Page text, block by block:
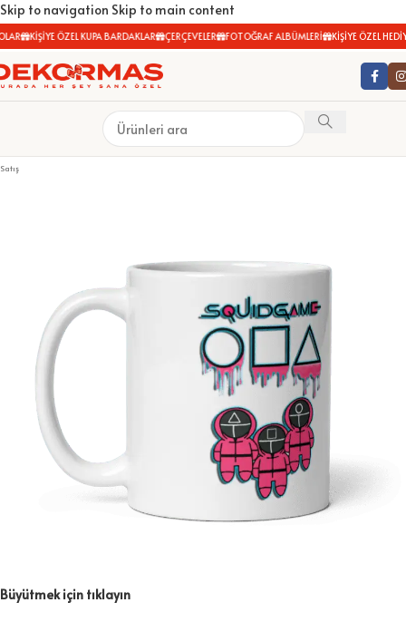
Skip to navigation Skip to main content
KİŞİYE ÖZEL KUPA BARDAKLAR ÇERÇEVELER FOTOĞRAF ALBÜMLERİ KİŞİYE ÖZEL
Satış
Büyütmek için tıklayın